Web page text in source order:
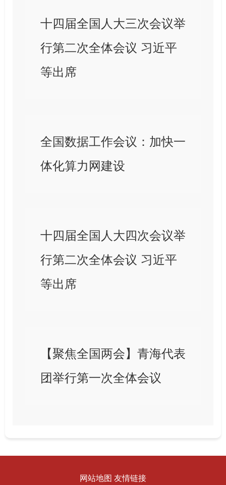
十四届全国人大三次会议举
行第二次全体会议 习近平
等出席
全国数据工作会议：加快一
体化算力网建设
十四届全国人大四次会议举
行第二次全体会议 习近平
等出席
【聚焦全国两会】青海代表
团举行第一次全体会议
网站地图 友情链接